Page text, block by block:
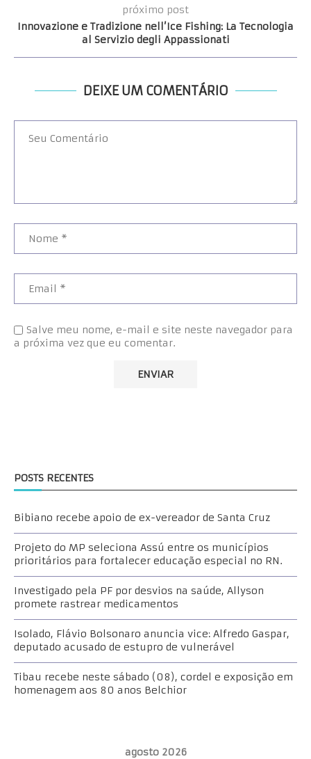
próximo post
Innovazione e Tradizione nell’Ice Fishing: La Tecnologia
al Servizio degli Appassionati
DEIXE UM COMENTÁRIO
Salve meu nome, e-mail e site neste navegador para
a próxima vez que eu comentar.
POSTS RECENTES
Bibiano recebe apoio de ex-vereador de Santa Cruz
Projeto do MP seleciona Assú entre os municípios
prioritários para fortalecer educação especial no RN.
Investigado pela PF por desvios na saúde, Allyson
promete rastrear medicamentos
Isolado, Flávio Bolsonaro anuncia vice: Alfredo Gaspar,
deputado acusado de estupro de vulnerável
Tibau recebe neste sábado (08), cordel e exposição em
homenagem aos 80 anos Belchior
agosto 2026